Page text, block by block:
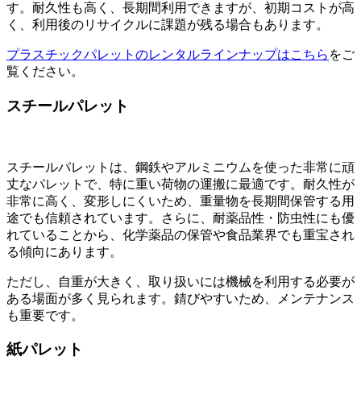
す。耐久性も高く、長期間利用できますが、初期コストが高
く、利用後のリサイクルに課題が残る場合もあります。
プラスチックパレットのレンタルラインナップはこちら をご
覧ください。
スチールパレット
スチールパレットは、鋼鉄やアルミニウムを使った非常に頑
丈なパレットで、特に重い荷物の運搬に最適です。耐久性が
非常に高く、変形しにくいため、重量物を長期間保管する用
途でも信頼されています。さらに、耐薬品性・防虫性にも優
れていることから、化学薬品の保管や食品業界でも重宝され
る傾向にあります。
ただし、自重が大きく、取り扱いには機械を利用する必要が
ある場面が多く見られます。錆びやすいため、メンテナンス
も重要です。
紙パレット